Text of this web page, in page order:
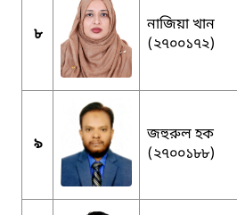
৮
নাজিয়া খান
(২৭০০১৭২)
৯
জহুরুল হক
(২৭০০১৮৮)